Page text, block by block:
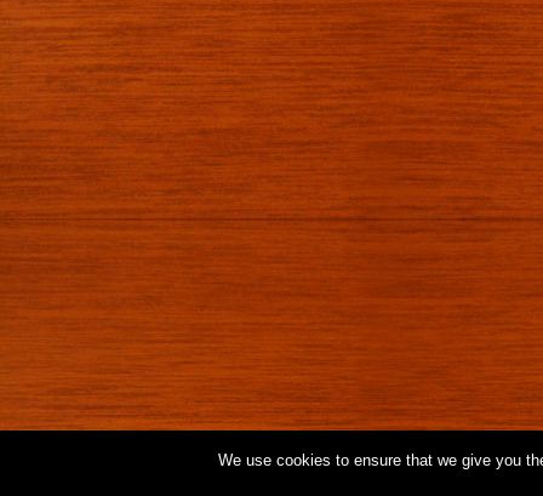
We use cookies to ensure that we give you